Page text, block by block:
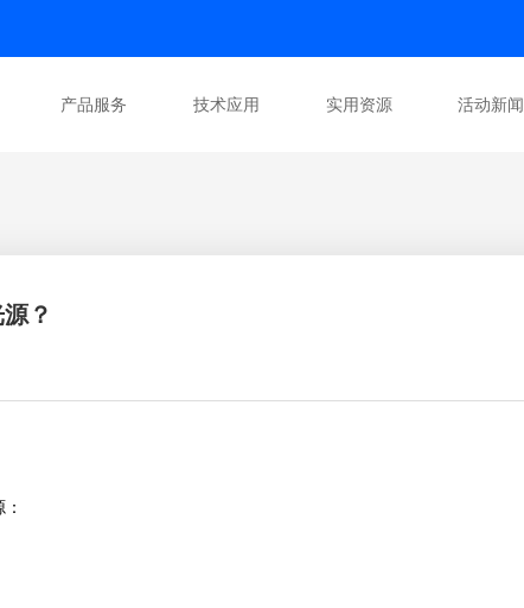
产品服务 技术应用 实用资源 活动新闻
？